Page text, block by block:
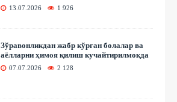
13.07.2026 1 926
Зўравонликдан жабр кўрган болалар ва
аёлларни ҳимоя қилиш кучайтирилмоқда
07.07.2026 2 128